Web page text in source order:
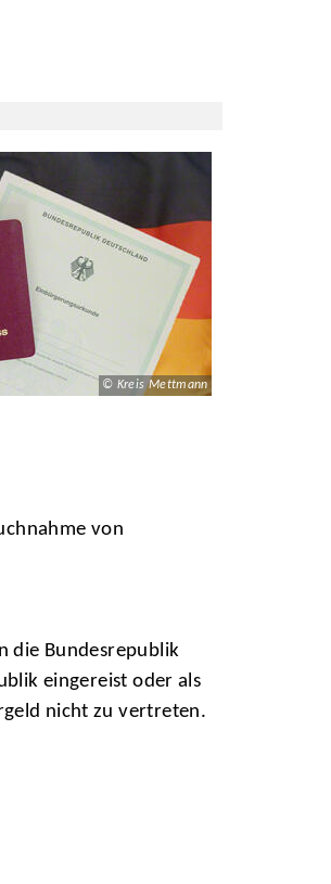
© Kreis Mettmann
von
die Bundesrepublik
eingereist oder als
nicht zu vertreten.